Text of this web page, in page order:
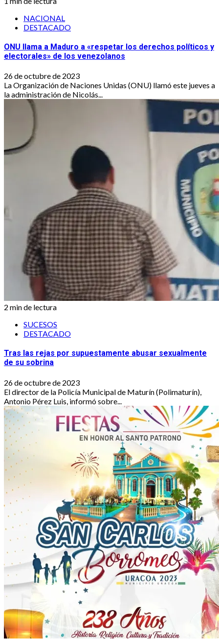
NACIONAL
DESTACADO
ONU llama a Maduro a «respetar los derechos políticos y
electorales» de los venezolanos
26 de octubre de 2023
La Organización de Naciones Unidas (ONU) llamó este jueves a
la administración de Nicolás...
2 min de lectura
SUCESOS
DESTACADO
Tras las rejas por supuestamente abusar sexualmente
de su sobrina
26 de octubre de 2023
El director de la Policía Municipal de Maturín (Polimaturín),
Antonio Pérez Luis, informó sobre...